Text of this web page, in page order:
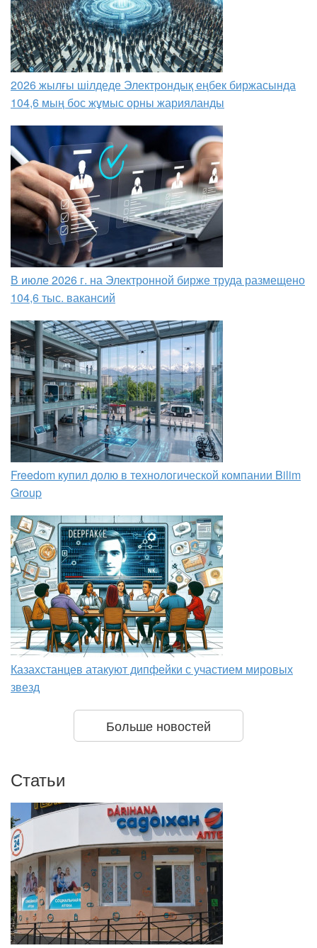
2026 жылғы шілдеде Электрондық еңбек биржасында
104,6 мың бос жұмыс орны жарияланды
В июле 2026 г. на Электронной бирже труда размещено
104,6 тыс. вакансий
Freedom купил долю в технологической компании Bilim
Group
Казахстанцев атакуют дипфейки с участием мировых
звезд
Больше новостей
Статьи